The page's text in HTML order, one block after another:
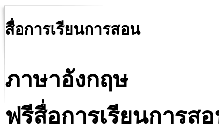
สื่อการเรียนการสอน
ภาษาอังกฤษ
ฟรีสื่อการเรียนการส